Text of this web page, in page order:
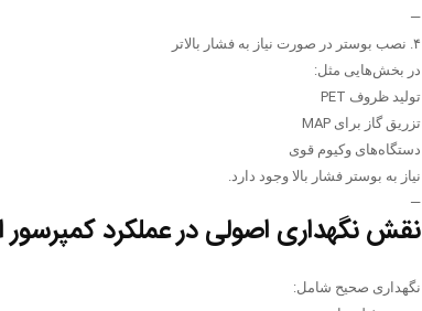
—
۴. نصب بوستر در صورت نیاز به فشار بالاتر
در بخش‌هایی مثل:
تولید ظروف PET
تزریق گاز برای MAP
دستگاه‌های وکیوم قوی
نیاز به بوستر فشار بالا وجود دارد.
—
نقش نگهداری اصولی در عملکرد کمپرسور
نگهداری صحیح شامل: